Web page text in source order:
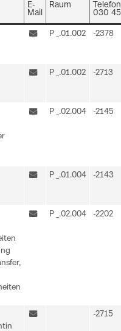
E-
Mail
Raum
Telefon
030
P _.01.002 -2378
P _.01.002 -2713
P _.02.004 -2145
P _.01.004 -2143
P _.02.004 -2202
-2715